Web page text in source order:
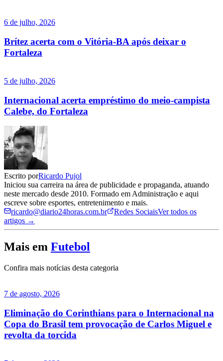
6 de julho, 2026
Brítez acerta com o Vitória-BA após deixar o
Fortaleza
5 de julho, 2026
Internacional acerta empréstimo do meio-campista
Calebe, do Fortaleza
Escrito porRicardo Pujol
Iniciou sua carreira na área de publicidade e propaganda, atuando
neste mercado desde 2010. Formado em Administração e aqui
escreve sobre esportes, entretenimento e mais.
ricardo@diario24horas.com.br
Redes SociaisVer todos os
artigos →
Mais em Futebol
Confira mais notícias desta categoria
7 de agosto, 2026
Eliminação do Corinthians para o Internacional na
Copa do Brasil tem provocação de Carlos Miguel e
revolta da torcida